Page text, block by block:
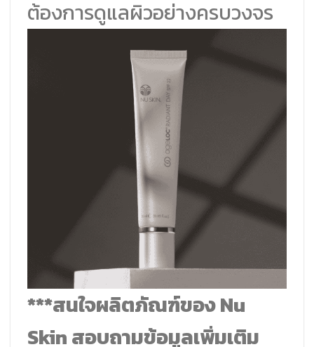
ต้องการดูแลผิวอย่างครบวงจร
***สนใจผลิตภัณฑ์ของ Nu
Skin สอบถามข้อมูลเพิ่มเติม